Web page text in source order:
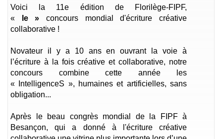
Voici la 11e édition de Florilège-FIPF,
«
le » concours mondial d'écriture créative
collaborative !
Novateur il y a 10 ans en ouvrant la voie à
l’écriture à la fois créative et collaborative, notre
concours combine cette année les
« IntelligenceS », humaines et artificielles, sans
obligation...
Après le beau congrès mondial de la FIPF à
Besançon, qui a donné à l'écriture créative